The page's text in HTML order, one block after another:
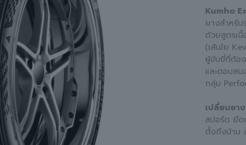
Kumho
ยางสำหรับ
ด้วยสูตรเนื้
(เส้นใย
ผู้ขับขี่ที่ต้อ
และตอบส
กลุ่ม
เปลี่ยนยา
สปอร์ต ยึด
ตั้งถึงบ้าน